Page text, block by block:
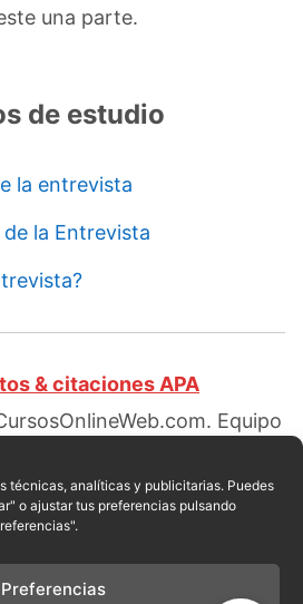
técnicas, analíticas y publicitarias. Puedes
o ajustar tus preferencias pulsando
Preferencias
una parte.
de estudio
la entrevista
la Entrevista
& citaciones APA
Equipo
Escrito por:Amelia
en fecha 08, 2026, desde
cursosonlineweb.com/como-